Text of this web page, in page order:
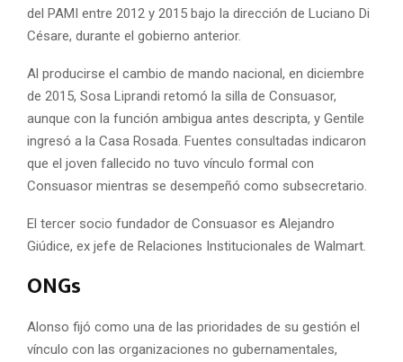
del PAMI entre 2012 y 2015 bajo la dirección de Luciano Di
Césare, durante el gobierno anterior.
Al producirse el cambio de mando nacional, en diciembre
de 2015, Sosa Liprandi retomó la silla de Consuasor,
aunque con la función ambigua antes descripta, y Gentile
ingresó a la Casa Rosada. Fuentes consultadas indicaron
que el joven fallecido no tuvo vínculo formal con
Consuasor mientras se desempeñó como subsecretario.
El tercer socio fundador de Consuasor es Alejandro
Giúdice, ex jefe de Relaciones Institucionales de Walmart.
ONGs
Alonso fijó como una de las prioridades de su gestión el
vínculo con las organizaciones no gubernamentales,